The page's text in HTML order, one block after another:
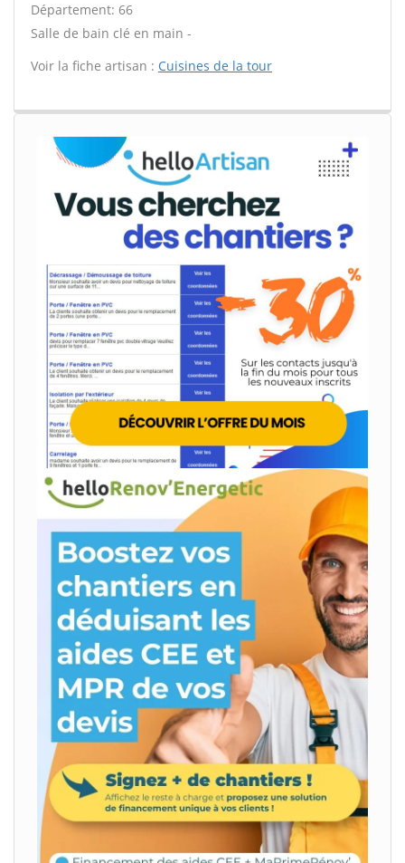
Département: 66
Salle de bain clé en main -
Voir la fiche artisan : Cuisines de la tour